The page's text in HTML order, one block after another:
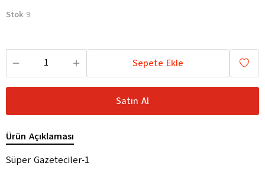
Stok 9
Sepete Ekle
Satın Al
Ürün Açıklaması
Süper Gazeteciler-1